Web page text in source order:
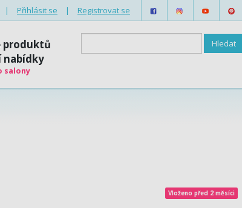
| Přihlásit se | Registrovat se
produktů
nabídky
salony
Vloženo před 2 měsíci